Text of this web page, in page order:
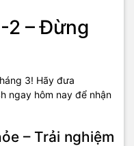
2 – Đừng
3! Hãy đưa
ngay hôm nay để nhận
– Trải nghiệm